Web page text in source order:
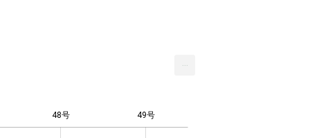
48号 49号